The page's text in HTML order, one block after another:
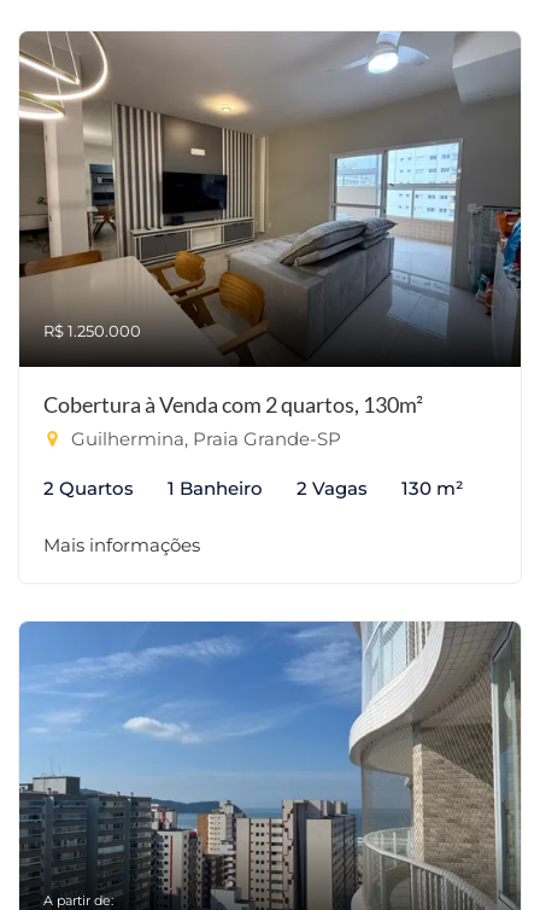
R$ 1.250.000
Cobertura à Venda com 2 quartos, 130m²
Guilhermina, Praia Grande-SP
2 Quartos 1 Banheiro 2 Vagas 130 m²
Mais informações
A partir de: